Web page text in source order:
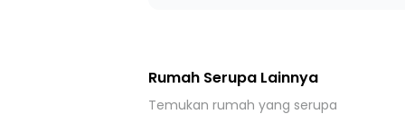
Rumah Serupa Lainnya
Temukan rumah yang serupa